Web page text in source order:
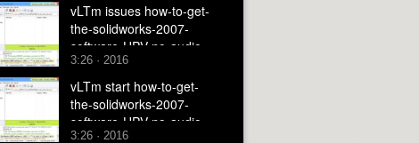
vLTm issues how-to-get-
the-solidworks-2007-
software-UPV no-audio
3:26 · 2016
vLTm start how-to-get-
the-solidworks-2007-
software-UPV no-audio
3:26 · 2016